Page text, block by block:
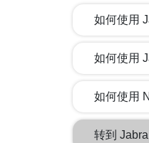
如何使用
如何使用
如何使用
转到